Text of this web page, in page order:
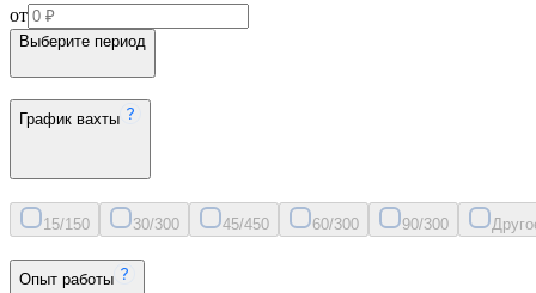
от
Выберите период
График вахты
15/150 30/300 45/450 60/300 90/300
Опыт работы